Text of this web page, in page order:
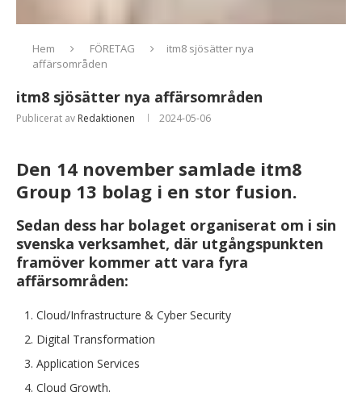
Hem FÖRETAG
itm8 sjösätter nya
affärsområden
itm8 sjösätter nya affärsområden
Publicerat av Redaktionen 2024-05-06
Den 14 november samlade itm8
Group 13 bolag i en stor fusion.
Sedan dess har bolaget organiserat om i sin
svenska verksamhet, där utgångspunkten
framöver kommer att vara fyra
affärsområden:
Cloud/Infrastructure & Cyber Security
Digital Transformation
Application Services
Cloud Growth.